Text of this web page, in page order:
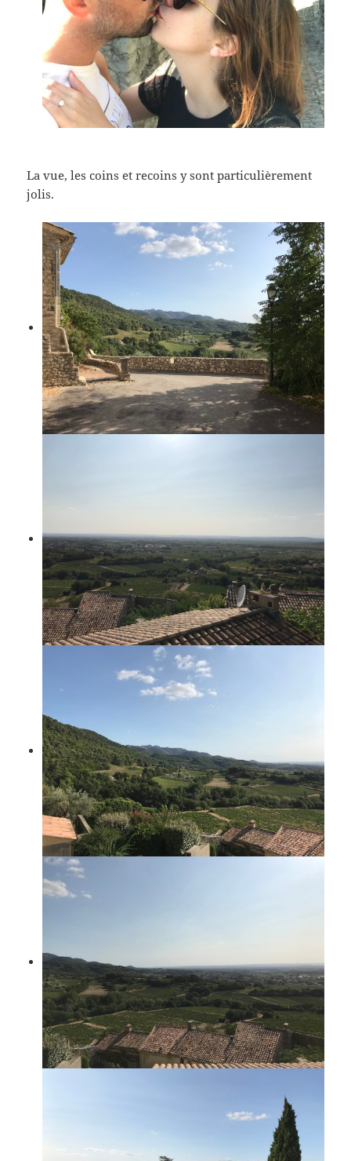
La vue, les coins et recoins y sont particulièrement
jolis.